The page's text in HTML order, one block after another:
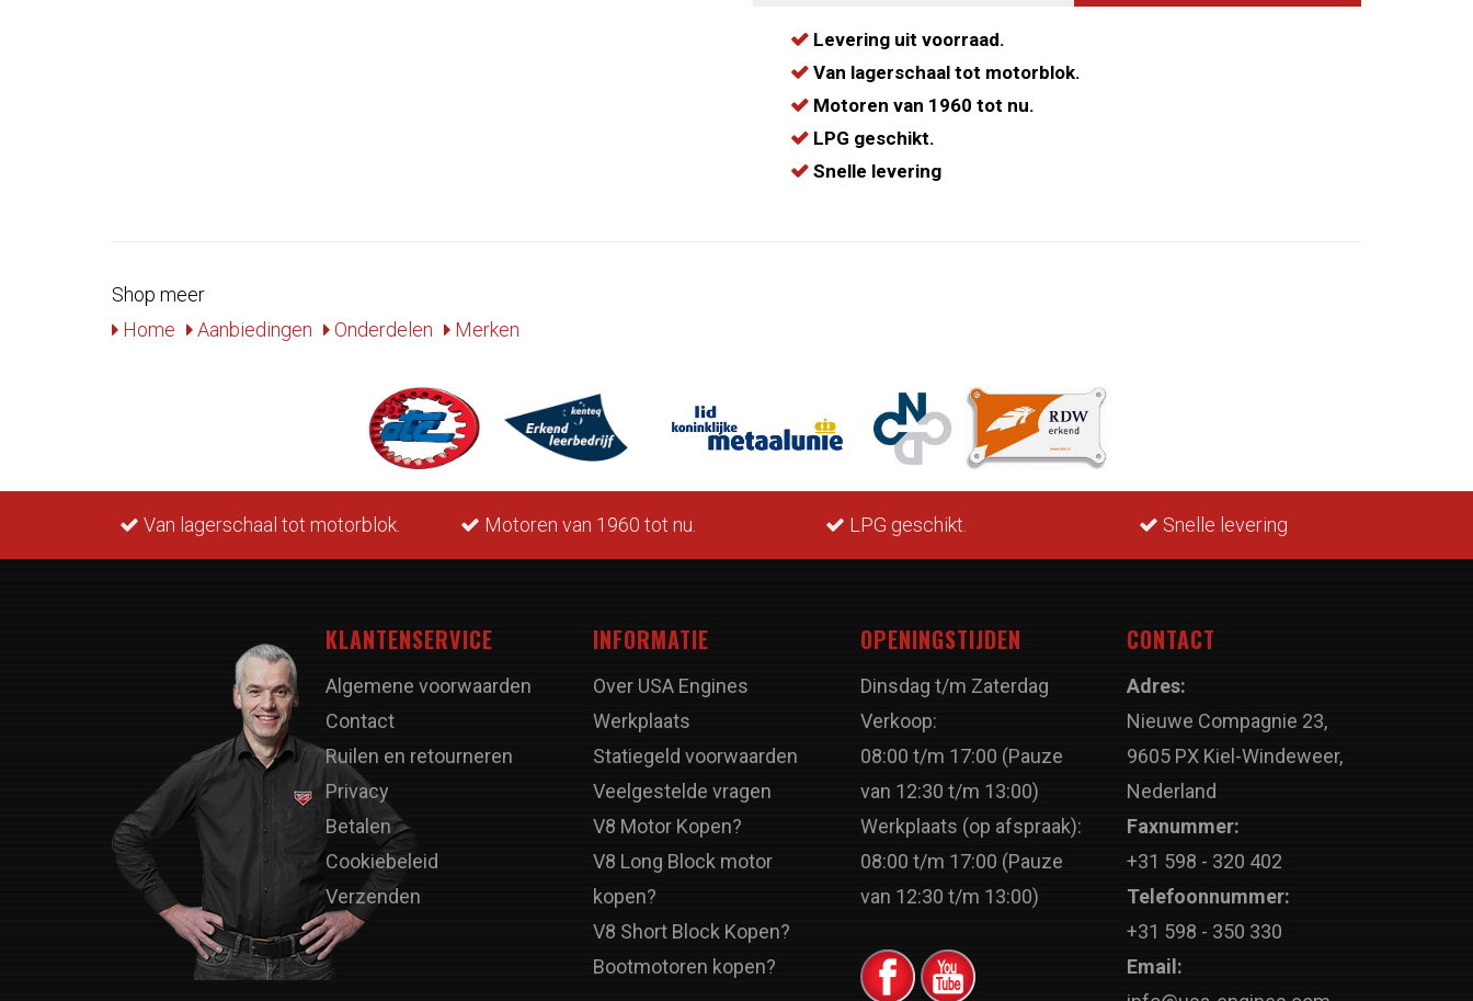
Levering uit voorraad.
Van lagerschaal tot motorblok.
Motoren van 1960 tot nu.
LPG geschikt.
Snelle levering
Shop meer
Home
Aanbiedingen Onderdelen Merken
Van lagerschaal tot motorblok. Motoren van 1960 tot nu. LPG geschikt. Snelle levering
KLANTENSERVICE
Algemene voorwaarden
Contact
Ruilen en retourneren
Privacy
Betalen
Cookiebeleid
Verzenden
INFORMATIE
Over USA Engines
Werkplaats
Statiegeld voorwaarden
Veelgestelde vragen
V8 Motor Kopen?
V8 Long Block motor
kopen?
V8 Short Block Kopen?
Bootmotoren kopen?
OPENINGSTIJDEN
Dinsdag t/m Zaterdag
Verkoop:
08:00 t/m 17:00 (Pauze
van 12:30 t/m 13:00)
Werkplaats (op afspraak):
08:00 t/m 17:00 (Pauze
van 12:30 t/m 13:00)
CONTACT
Adres:
Nieuwe Compagnie 23,
9605 PX Kiel-Windeweer,
Nederland
Faxnummer:
+31 598 - 320 402
Telefoonnummer:
+31 598 - 350 330
Email: